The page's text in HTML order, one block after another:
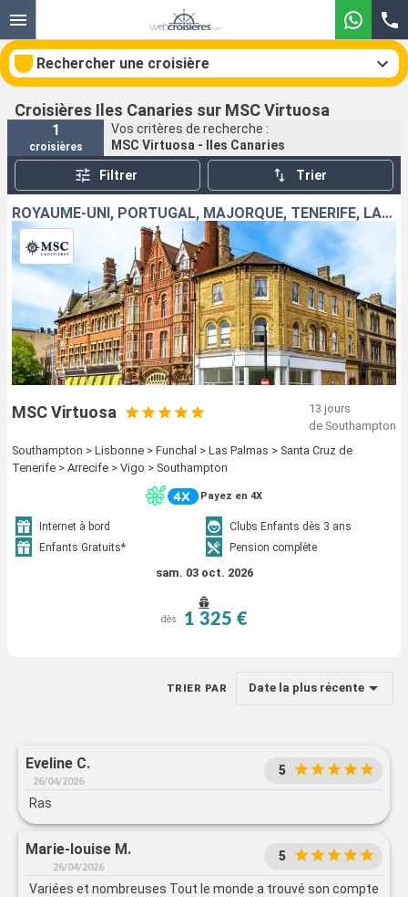
Rechercher une croisière
Nos destinations
Mois de départ
Ports Compagnies
Rechercher
Croisières Iles Canaries sur MSC Virtuosa
1
croisières
Vos critères de recherche :
MSC Virtuosa - Iles Canaries
Filtrer Trier
ROYAUME-UNI, PORTUGAL, MAJORQUE, TENERIFE, LANZAROTE, ESPAGNE
MSC Virtuosa
13 jours
de Southampton
Southampton > Lisbonne > Funchal > Las Palmas > Santa Cruz de
Tenerife > Arrecife > Vigo > Southampton
Payez en 4X
Internet à bord
Clubs Enfants dès 3 ans
Enfants Gratuits*
Pension complète
sam. 03 oct. 2026
dès 1 325 €
TRIER PAR Date la plus récente
Eveline C.
26/04/2026
5
Ras
Marie-louise M.
26/04/2026
5
Variées et nombreuses Tout le monde a trouvé son compte